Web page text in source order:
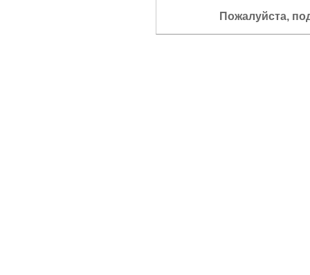
Пожалуйста,